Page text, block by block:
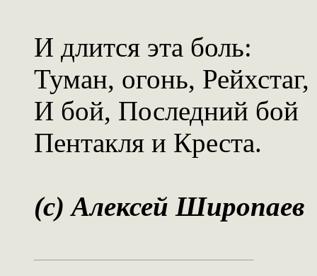
И длится эта боль:
Туман, огонь, Рейхстаг,
И бой, Последний бой
Пентакля и Креста.
(c) Алексей Широпаев